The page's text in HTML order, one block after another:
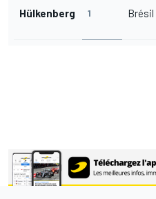
Hülkenberg 1 Brésil